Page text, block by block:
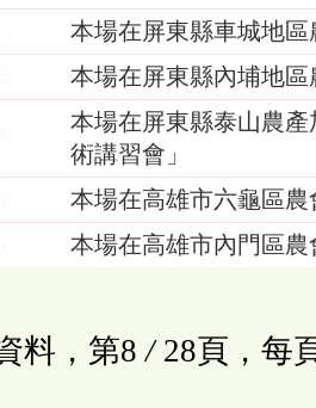
本場在屏東縣車城地區
本場在屏東縣內埔地區
本場在屏東縣泰山農
術講習會」
本場在高雄市六龜區農
本場在高雄市內門區農
料，第8 / 28頁，每